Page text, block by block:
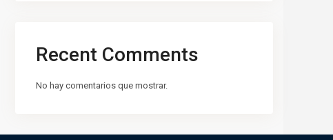
Recent Comments
No hay comentarios que mostrar.